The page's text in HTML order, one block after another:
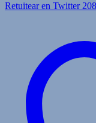
Retuitear en Twitter